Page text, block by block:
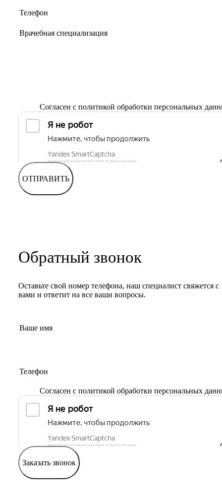
Согласен с политикой обработки персональных
ОТПРАВИТЬ
Обратный звонок
Оставьте свой номер телефона, наш специалист свяжется с
вами и ответит на все ваши вопросы.
Согласен с политикой обработки персональных
Заказать звонок